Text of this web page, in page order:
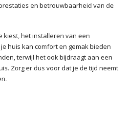
en betrouwbaarheid van de
kiest, het installeren van een
huis kan comfort en gemak bieden
terwijl het ook bijdraagt aan een
Zorg er dus voor dat je de tijd neemt